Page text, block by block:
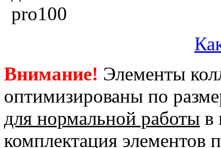
Внимание! Элементы
оптимизированы по
для нормальной работы в
комплектация элементов